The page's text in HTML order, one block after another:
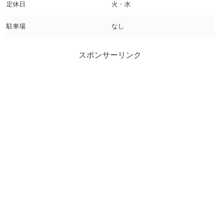
定休日 火・水
駐車場 なし
スポンサーリンク